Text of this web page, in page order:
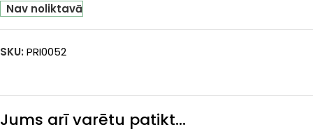
Nav noliktavā
SKU: PRI0052
Jums arī varētu patikt…